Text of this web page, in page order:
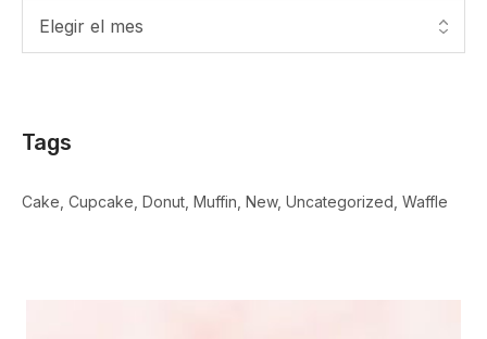
Tags
Cake Cupcake Donut Muffin New Uncategorized Waffle